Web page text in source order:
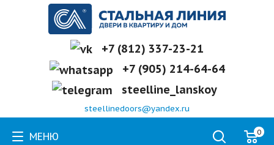
+7 (812) 337-23-21
+7 (905) 214-64-64
steelline_lanskoy
steellinedoors@yandex.ru
МЕНЮ 0